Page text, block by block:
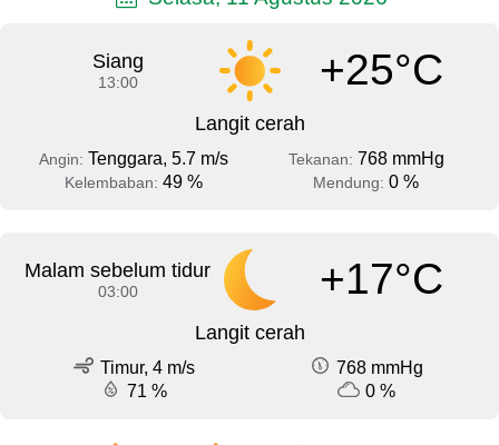
Siang
13:00 +25°C
Langit cerah
Angin: Tenggara, 5.7 m/s Tekanan: 768 mmHg
Kelembaban: 49 % Mendung: 0 %
Malam sebelum tidur
03:00 +17°C
Langit cerah
Timur, 4 m/s
768 mmHg
71 %
0 %